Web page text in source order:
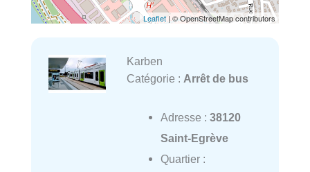
Leaflet | © OpenStreetMap contributors
Karben
Catégorie : Arrêt de bus
Adresse : 38120
Saint-Egrève
Quartier :